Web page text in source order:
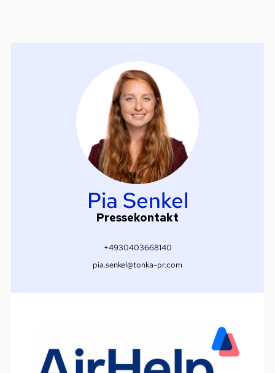
Pia Senkel
Pressekontakt
+4930403668140
pia.senkel@tonka-pr.com